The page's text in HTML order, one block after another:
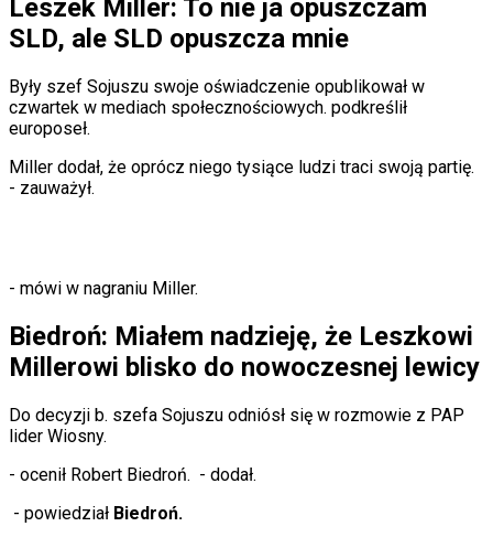
Sport
Piłka nożna
Siatkówka
F1
Kolarstwo
Lekkoatletyka
Nostalgia
Wtedy się działo
Silver news
Ogród
Gotowanie
Porady
Podróże
Polska
Europa
Świat
Moja szkoła
Leszek Miller: To nie ja opuszczam
SLD, ale SLD opuszcza mnie
Były szef Sojuszu swoje oświadczenie opublikował w
czwartek w mediach społecznościowych. podkreślił
europoseł.
Miller dodał, że oprócz niego tysiące ludzi traci swoją partię.
- zauważył.
- mówi w nagraniu Miller.
Biedroń: Miałem nadzieję, że Leszkowi
Millerowi blisko do nowoczesnej lewicy
Do decyzji b. szefa Sojuszu odniósł się w rozmowie z PAP
lider Wiosny.
- ocenił Robert Biedroń. - dodał.
- powiedział Biedroń.